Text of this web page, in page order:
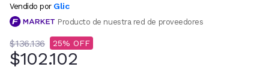
Vendido por Glic
Producto de nuestra red de proveedores
$136.136 25
$102.102